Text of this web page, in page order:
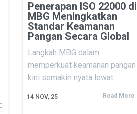
Penerapan ISO 22000 di
MBG Meningkatkan
Standar Keamanan
Pangan Secara Global
14 NOV, 25
Langkah MBG dalam
memperkuat keamanan pangan
kini semakin nyata lewat…
Read More